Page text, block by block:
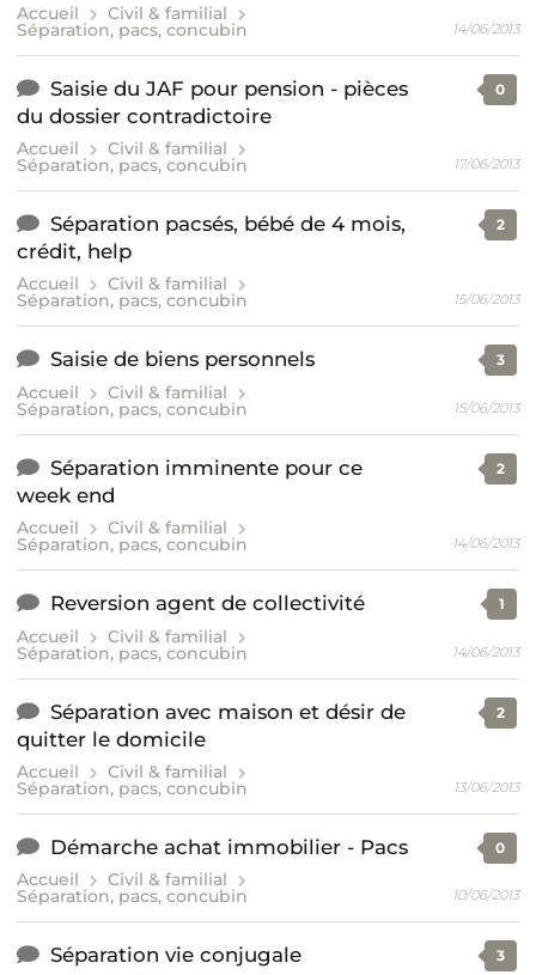
Accueil Civil & familial
Séparation, pacs, concubin 14/06/2013
Saisie du JAF pour pension - pièces
du dossier contradictoire
Accueil Civil & familial
Séparation, pacs, concubin
0
17/06/2013
Séparation pacsés, bébé de 4 mois,
crédit, help
Accueil Civil & familial
Séparation, pacs, concubin
2
15/06/2013
Saisie de biens personnels
Accueil Civil & familial
Séparation, pacs, concubin
3
15/06/2013
Séparation imminente pour ce
week end
Accueil Civil & familial
Séparation, pacs, concubin
2
14/06/2013
Reversion agent de collectivité
Accueil Civil & familial
Séparation, pacs, concubin
1
14/06/2013
Séparation avec maison et désir de
quitter le domicile
Accueil Civil & familial
Séparation, pacs, concubin
2
13/06/2013
Démarche achat immobilier - Pacs
Accueil Civil & familial
Séparation, pacs, concubin
0
10/06/2013
Séparation vie conjugale 3